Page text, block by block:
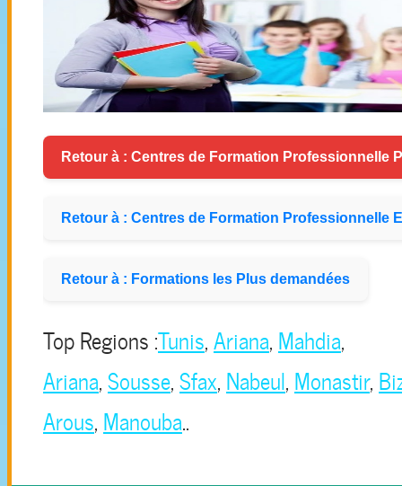
Retour à : Centres de Formation Professionnelle
Retour à : Centres de Formation Professionnelle
Retour à : Formations les Plus demandées
Top Regions :Tunis,Ariana, Mahdia,
Ariana,Sousse,Sfax, Nabeul, Monastir,
Arous, Manouba..